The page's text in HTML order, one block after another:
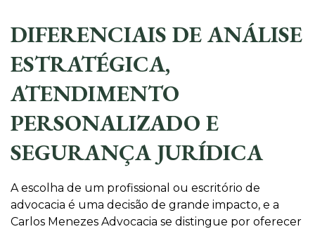
DIFERENCIAIS DE ANÁLISE
ESTRATÉGICA,
ATENDIMENTO
PERSONALIZADO E
SEGURANÇA JURÍDICA
A escolha de um profissional ou escritório de
advocacia é uma decisão de grande impacto, e a
Carlos Menezes Advocacia se distingue por oferecer